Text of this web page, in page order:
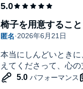
本当にしんどいとき
えてくださって、心の
椅子を用意すること